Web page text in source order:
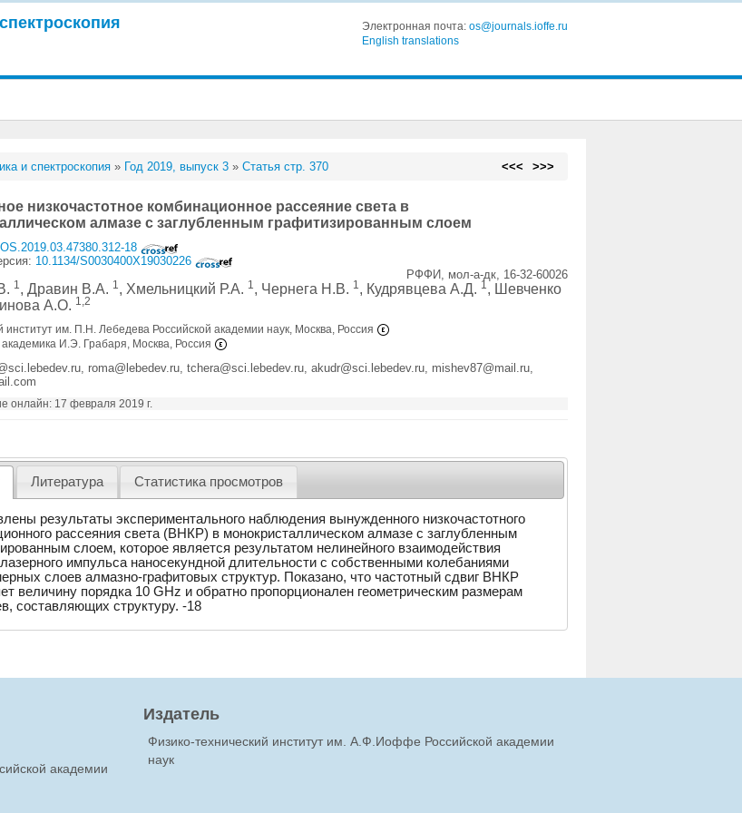
Электронная почта: os@journals.ioffe.ru
English translations
и спектроскопия » Год 2019, выпуск 3 »Статья стр. 370 <<< >>>
низкочастотное комбинационное рассеяние света в
алмазе с заглубленным графитизированным слоем
18
10.1134/S0030400X19030226
РФФИ, мол-а-дк, 16-32-60026
1, Дравин В.А. 1, Хмельницкий Р.А. 1, Чернега Н.В. 1, Кудрявцева А.Д. 1, Шевченко
А.О. 1,2
институт им. П.Н. Лебедева Российской академии наук, Москва, Россия
И.Э. Грабаря, Москва, Россия
roma@lebedev.ru, tchera@sci.lebedev.ru, akudr@sci.lebedev.ru, mishev87@mail.ru,
онлайн: 17 февраля 2019 г.
Литература Статистика просмотров
результаты экспериментального наблюдения вынужденного низкочастотного
рассеяния света (ВНКР) в монокристаллическом алмазе с заглубленным
слоем, которое является результатом нелинейного взаимодействия
импульса наносекундной длительности с собственными колебаниями
слоев алмазно-графитовых структур. Показано, что частотный сдвиг ВНКР
величину порядка 10 GHz и обратно пропорционален геометрическим размерам
составляющих структуру. -18
академии
Издатель
Физико-технический институт им. А.Ф.Иоффе Российской академии
наук